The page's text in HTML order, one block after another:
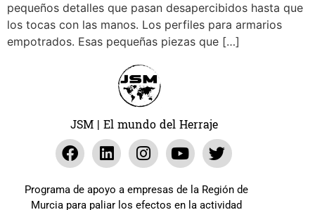
pequeños detalles que pasan desapercibidos hasta que
los tocas con las manos. Los perfiles para armarios
empotrados. Esas pequeñas piezas que […]
JSM | El mundo del Herraje
Programa de apoyo a empresas de la Región de
Murcia para paliar los efectos en la actividad